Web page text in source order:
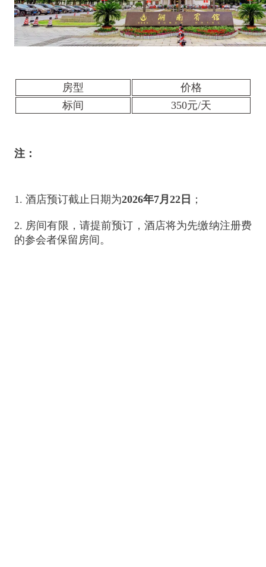
房型
价格
标间
350元/天
注：
1. 酒店预订截止日期为2026年7月22日 ；
2. 房间有限，请提前预订，酒店将为先缴纳注册费
的参会者保留房间。